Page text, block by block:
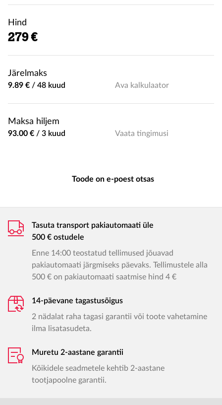
Hind
279 €
Järelmaks
9.89 € / 48 kuud Ava kalkulaator
Maksa hiljem
93.00 € / 3 kuud Vaata tingimusi
Toode on e-poest otsas
Tasuta transport pakiautomaati üle
500 € ostudele
Enne 14:00 teostatud tellimused jõuavad
pakiautomaati järgmiseks päevaks. Tellimustele alla
500 € on pakiautomaati saatmise hind 4 €
14-päevane tagastusõigus
2 nädalat raha tagasi garantii või toote vahetamine
ilma lisatasudeta.
Muretu 2-aastane garantii
Kõikidele seadmetele kehtib 2-aastane
tootjapoolne garantii.